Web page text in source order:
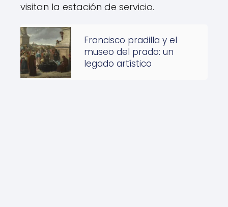
visitan la estación de servicio.
Francisco pradilla y el
museo del prado: un
legado artístico